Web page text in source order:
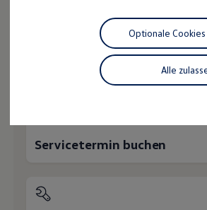
Lifestyle Shop
T-Roc Kollektion
Golf Kollektion
ID. Kollektion
Volkswagen Kollektion
R-Kollektion
Besitzer und Service
Wie
Ihnen
Servicetermin buchen
Alle
Optionale